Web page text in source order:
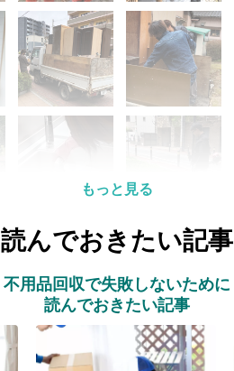
もっと見る
読んでおきたい記事
不用品回収で失敗しないために
読んでおきたい記事